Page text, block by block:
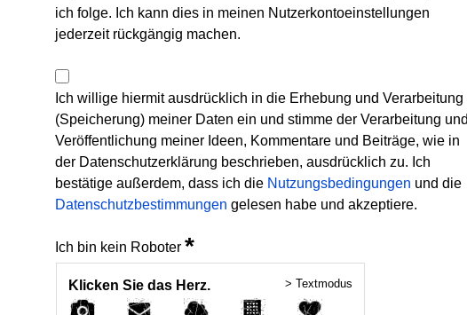
ich folge. Ich kann dies in meinen Nutzerkontoeinstellungen
jederzeit rückgängig machen.
Ich willige hiermit ausdrücklich in die Erhebung und Verarbeitung
(Speicherung) meiner Daten ein und stimme der Verarbeitung und
Veröffentlichung meiner Ideen, Kommentare und Beiträge, wie in
der Datenschutzerklärung beschrieben, ausdrücklich zu. Ich
bestätige außerdem, dass ich die Nutzungsbedingungen und die
Datenschutzbestimmungen gelesen habe und akzeptiere.
Ich bin kein Roboter *
Klicken Sie das Herz. > Textmodus